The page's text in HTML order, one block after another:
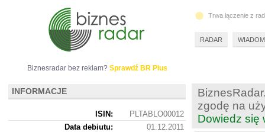
zgodę na
Dowiedz się
Biznesradar bez reklam? Sprawdź BR Plus
INFORMACJE
ISIN:
PLTABLO00012
Data debiutu:
01.12.2011
Trwa łączenie z
RADAR